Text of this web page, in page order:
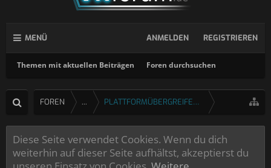
MENÜ
Themen mit aktuellen Beiträgen Foren durchsuchen
ANMELDEN REGISTRIEREN
FOREN ... PLATTFORMÜBERGREIFENDE SPIELE
Diese Seite verwendet Cookies. Wenn du dich
weiterhin auf dieser Seite aufhältst, akzeptierst du